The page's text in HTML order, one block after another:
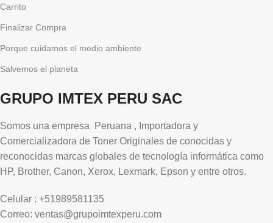
Carrito
Finalizar Compra
Porque cuidamos el medio ambiente
Salvemos el planeta
GRUPO IMTEX PERU SAC
Somos una empresa Peruana , Importadora y
Comercializadora de Toner Originales de conocidas y
reconocidas marcas globales de tecnología informática como
HP, Brother, Canon, Xerox, Lexmark, Epson y entre otros.
Celular : +51989581135
Correo: ventas@grupoimtexperu.com